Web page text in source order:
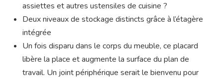
assiettes et autres ustensiles de cuisine ?
Deux niveaux de stockage distincts grâce à l’étagère
intégrée
Un fois disparu dans le corps du meuble, ce placard
libère la place et augmente la surface du plan de
travail. Un joint périphérique serait le bienvenu pour